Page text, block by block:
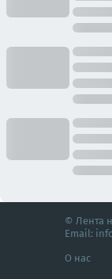
© Лента
Email:
О нас